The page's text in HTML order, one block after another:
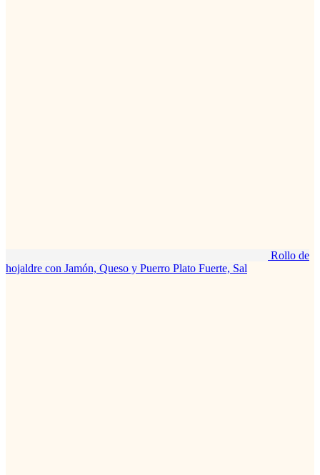
Rollo de
hojaldre con Jamón, Queso y Puerro Plato Fuerte, Sal